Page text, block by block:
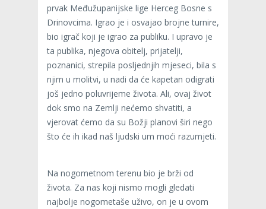
prvak Međužupanijske lige Herceg Bosne s
Drinovcima. Igrao je i osvajao brojne turnire,
bio igrač koji je igrao za publiku. I upravo je
ta publika, njegova obitelj, prijatelji,
poznanici, strepila posljednjih mjeseci, bila s
njim u molitvi, u nadi da će kapetan odigrati
još jedno poluvrijeme života. Ali, ovaj život
dok smo na Zemlji nećemo shvatiti, a
vjerovat ćemo da su Božji planovi širi nego
što će ih ikad naš ljudski um moći razumjeti.
Na nogometnom terenu bio je brži od
života. Za nas koji nismo mogli gledati
najbolje nogometaše uživo, on je u ovom